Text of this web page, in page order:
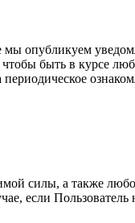
опубликуем
чтобы быть в курсе
силы, а также
если Пользователь